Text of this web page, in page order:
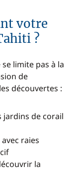
votre
?
limite pas à la
de
découvertes :
jardins de corail
raies
la